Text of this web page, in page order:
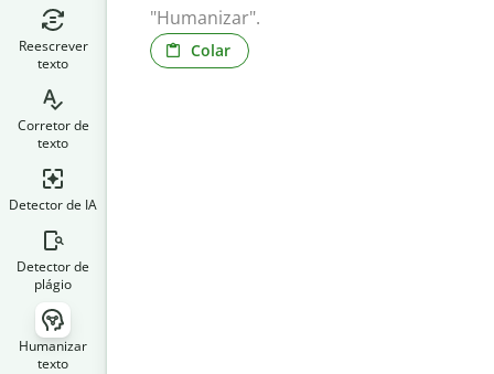
Reescrever
texto
Corretor de
texto
Detector de IA
Detector de
plágio
Humanizar
texto
Colar